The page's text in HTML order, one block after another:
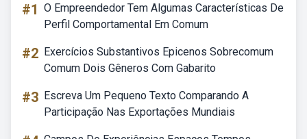
#1 O Empreendedor Tem Algumas Características De
Perfil Comportamental Em Comum
#2 Exercícios Substantivos Epicenos Sobrecomum
Comum Dois Gêneros Com Gabarito
#3 Escreva Um Pequeno Texto Comparando A
Participação Nas Exportações Mundiais